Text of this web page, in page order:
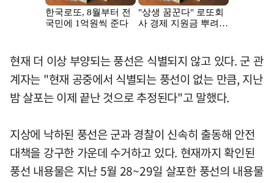
현재 더 이상 부양되는 풍선은 식별되지 않고 있다. 군 관
계자는 "현재 공중에서 식별되는 풍선이 없는 만큼, 지난
밤 살포는 이제 끝난 것으로 추정된다"고 말했다.
지상에 낙하된 풍선은 군과 경찰이 신속히 출동해 안전
대책을 강구한 가운데 수거하고 있다. 현재까지 확인된
풍선 내용물은 지난 5월 28~29일 살포한 풍선의 내용물